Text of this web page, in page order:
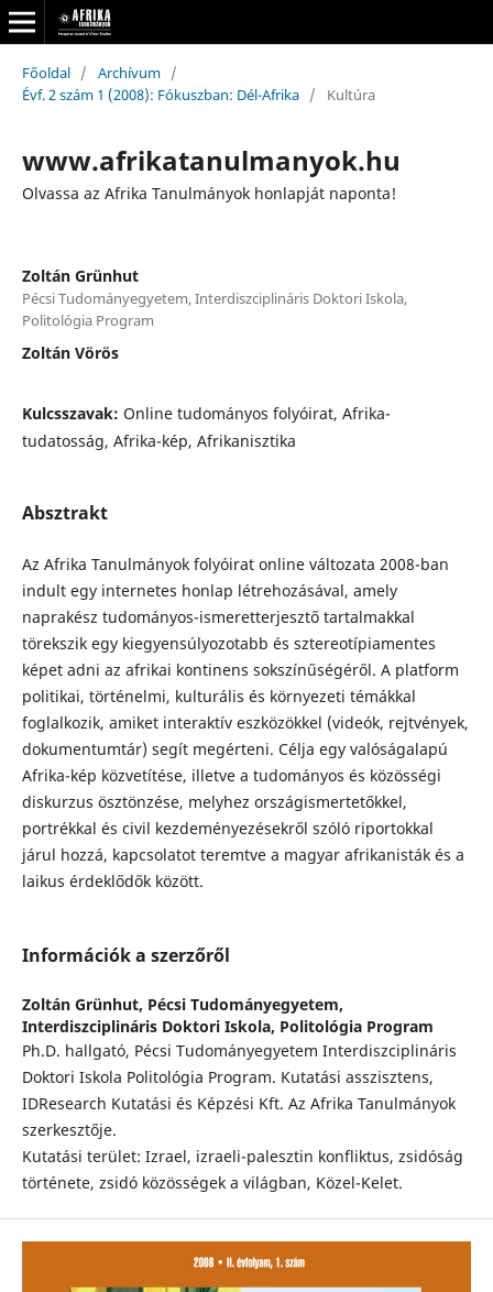
Főoldal / Archívum /
Évf. 2 szám 1 (2008): Fókuszban: Dél-Afrika / Kultúra
www.afrikatanulmanyok.hu
Olvassa az Afrika Tanulmányok honlapját naponta!
Zoltán Grünhut
Pécsi Tudományegyetem, Interdiszciplináris Doktori Iskola,
Politológia Program
Zoltán Vörös
Kulcsszavak: Online tudományos folyóirat, Afrika-
tudatosság, Afrika-kép, Afrikanisztika
Absztrakt
Az Afrika Tanulmányok folyóirat online változata 2008-ban
indult egy internetes honlap létrehozásával, amely
naprakész tudományos-ismeretterjesztő tartalmakkal
törekszik egy kiegyensúlyozotabb és sztereotípiamentes
képet adni az afrikai kontinens sokszínűségéről. A platform
politikai, történelmi, kulturális és környezeti témákkal
foglalkozik, amiket interaktív eszközökkel (videók, rejtvények,
dokumentumtár) segít megérteni. Célja egy valóságalapú
Afrika-kép közvetítése, illetve a tudományos és közösségi
diskurzus ösztönzése, melyhez országismertetőkkel,
portrékkal és civil kezdeményezésekről szóló riportokkal
járul hozzá, kapcsolatot teremtve a magyar afrikanisták és a
laikus érdeklődők között.
Információk a szerzőről
Zoltán Grünhut, Pécsi Tudományegyetem,
Interdiszciplináris Doktori Iskola, Politológia Program
Ph.D. hallgató, Pécsi Tudományegyetem Interdiszciplináris
Doktori Iskola Politológia Program. Kutatási asszisztens,
IDResearch Kutatási és Képzési Kft. Az Afrika Tanulmányok
szerkesztője.
Kutatási terület: Izrael, izraeli-palesztin konfliktus, zsidóság
története, zsidó közösségek a világban, Közel-Kelet.